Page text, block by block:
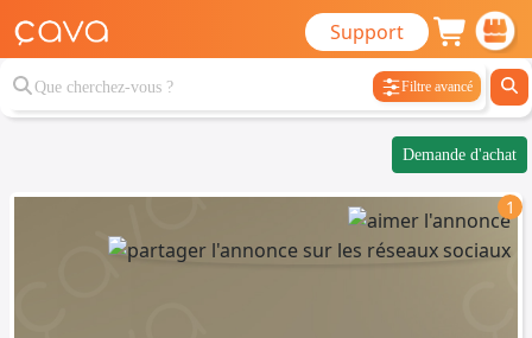
Support
Filtre avancé
Demande d'achat
1